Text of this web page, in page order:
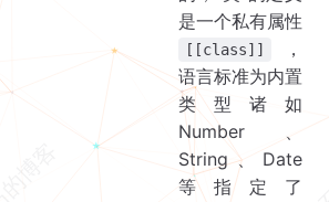
是一个私有属性
[[class]]
，
语言标准为内置
类型诸如
Number、
String、Date
等指定了